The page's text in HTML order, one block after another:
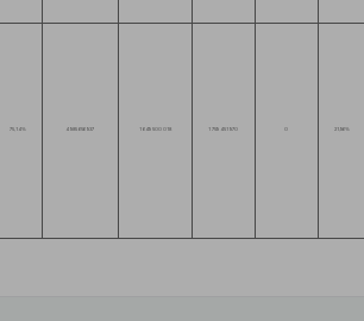
75,14% 4 985 656 937 1 649 500 018 1 759 451 970 0 21,96%